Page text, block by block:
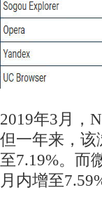
2019年3月，
但一年来，该
至7.19%。而
月内增至